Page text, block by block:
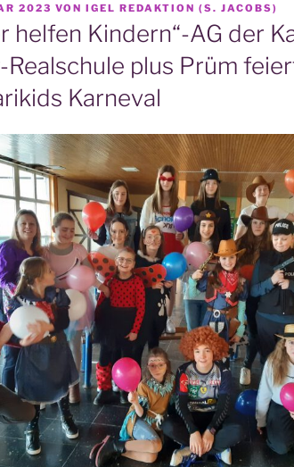
2023 VON IGEL REDAKTION (S. JACOBS)
helfen Kindern“-AG der
Realschule plus Prüm
Karneval